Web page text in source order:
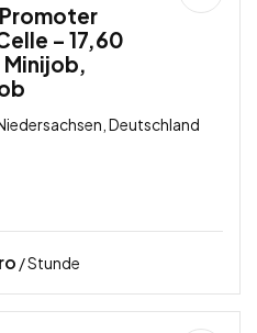
– 17,60
Deutschland
/ Stunde